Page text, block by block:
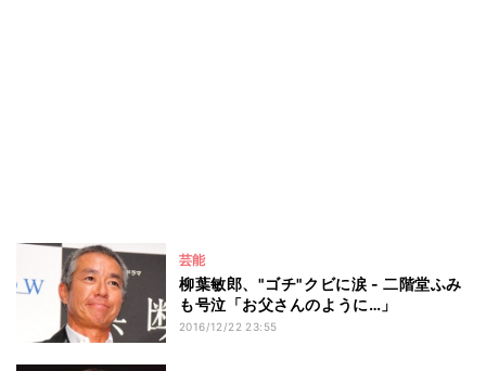
芸能
柳葉敏郎、"ゴチ"クビに涙 - 二階堂ふみ
も号泣「お父さんのように…」
2016/12/22 23:55